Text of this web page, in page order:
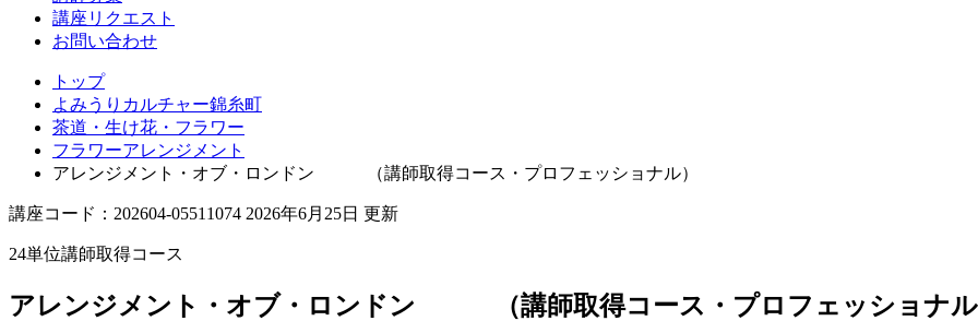
講座リクエスト
お問い合わせ
トップ
よみうりカルチャー錦糸町
茶道・生け花・フラワー
フラワーアレンジメント
アレンジメント・オブ・ロンドン （講師取得コース・プロフェッショナル）
講座コード：202604-05511074 2026年6月25日 更新
24単位講師取得コース
アレンジメント・オブ・ロンドン （講師取得コース・プロフェッショナ